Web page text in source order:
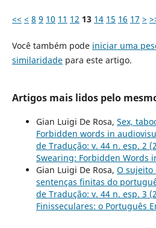
<< < 8 9 10 11 12 13 14 15 16 17 >
Você também pode iniciar uma
similaridadepara este artigo.
Artigos mais lidos pelo
Gian Luigi De Rosa, Sex,
Forbidden words in
de Tradução: v. 44 n. esp. 2
Swearing: Forbidden Words
Gian Luigi De Rosa, O sujeito
sentenças finitas do
de Tradução: v. 44 n. esp. 3
Finisseculares: o Português